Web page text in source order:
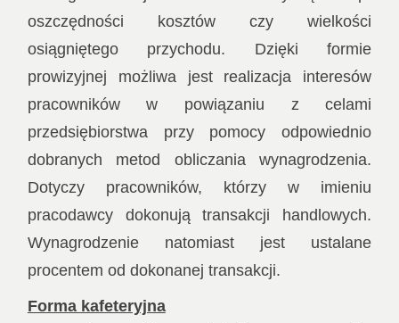
oszczędności kosztów czy wielkości
osiągniętego przychodu. Dzięki formie
prowizyjnej możliwa jest realizacja interesów
pracowników w powiązaniu z celami
przedsiębiorstwa przy pomocy odpowiednio
dobranych metod obliczania wynagrodzenia.
Dotyczy pracowników, którzy w imieniu
pracodawcy dokonują transakcji handlowych.
Wynagrodzenie natomiast jest ustalane
procentem od dokonanej transakcji.
Forma kafeteryjna